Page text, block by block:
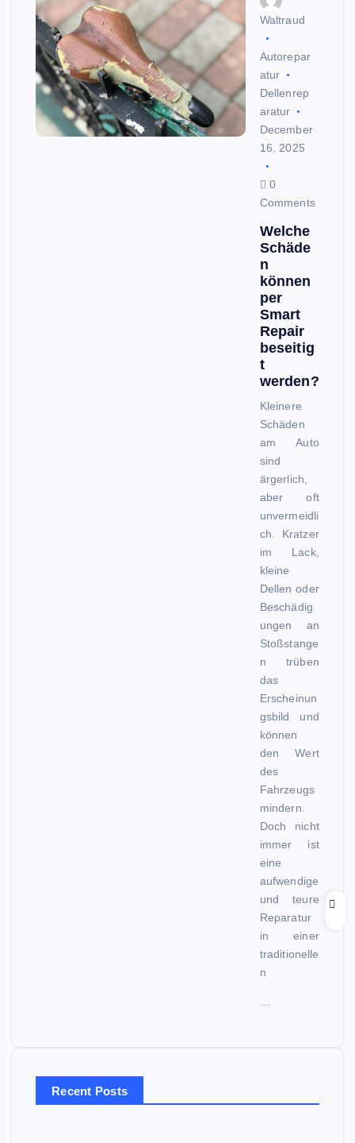
Waltraud
Autorepar
atur
Dellenrep
aratur
December
16, 2025
0
Comments
Welche
Schäde
n
können
per
Smart
Repair
beseitig
t
werden?
Kleinere
Schäden
am Auto
sind
ärgerlich,
aber oft
unvermeidli
ch. Kratzer
im Lack,
kleine
Dellen oder
Beschädig
ungen an
Stoßstange
n trüben
das
Erscheinun
gsbild und
können
den Wert
des
Fahrzeugs
mindern.
Doch nicht
immer ist
eine
aufwendige
und teure
Reparatur
in einer
traditionelle
n
…
Recent Posts